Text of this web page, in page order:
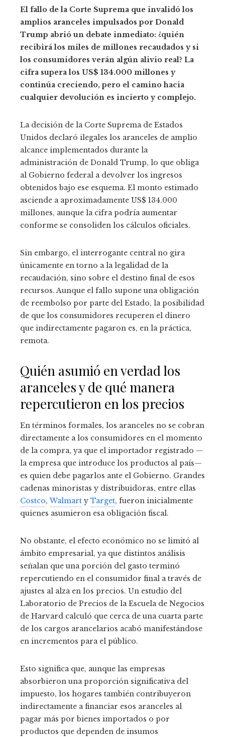
El fallo de la Corte Suprema que invalidó los
amplios aranceles impulsados por Donald
Trump abrió un debate inmediato: ¿quién
recibirá los miles de millones recaudados y si
los consumidores verán algún alivio real? La
cifra supera los US$ 134.000 millones y
continúa creciendo, pero el camino hacia
cualquier devolución es incierto y complejo.
La decisión de la Corte Suprema de Estados
Unidos declaró ilegales los aranceles de amplio
alcance implementados durante la
administración de Donald Trump, lo que obliga
al Gobierno federal a devolver los ingresos
obtenidos bajo ese esquema. El monto estimado
asciende a aproximadamente US$ 134.000
millones, aunque la cifra podría aumentar
conforme se consoliden los cálculos oficiales.
Sin embargo, el interrogante central no gira
únicamente en torno a la legalidad de la
recaudación, sino sobre el destino final de esos
recursos. Aunque el fallo supone una obligación
de reembolso por parte del Estado, la posibilidad
de que los consumidores recuperen el dinero
que indirectamente pagaron es, en la práctica,
remota.
Quién asumió en verdad los
aranceles y de qué manera
repercutieron en los precios
En términos formales, los aranceles no se cobran
directamente a los consumidores en el momento
de la compra, ya que el importador registrado —
la empresa que introduce los productos al país—
es quien debe pagarlos ante el Gobierno. Grandes
cadenas minoristas y distribuidoras, entre ellas
Costco,Walmart y Target, fueron inicialmente
quienes asumieron esa obligación fiscal.
No obstante, el efecto económico no se limitó al
ámbito empresarial, ya que distintos análisis
señalan que una porción del gasto terminó
repercutiendo en el consumidor final a través de
ajustes al alza en los precios. Un estudio del
Laboratorio de Precios de la Escuela de Negocios
de Harvard calculó que cerca de una cuarta parte
de los cargos arancelarios acabó manifestándose
en incrementos para el público.
Esto significa que, aunque las empresas
absorbieron una proporción significativa del
impuesto, los hogares también contribuyeron
indirectamente a financiar esos aranceles al
pagar más por bienes importados o por
productos que dependen de insumos